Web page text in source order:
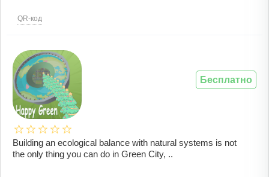
QR-код
Building an ecological balance with natural systems is not
the only thing you can do in Green City, ..
Бесплатно